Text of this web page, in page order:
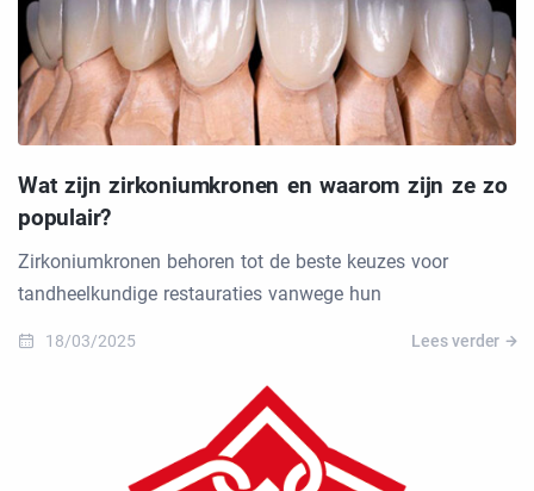
Wat zijn zirkoniumkronen en waarom zijn ze zo
populair?
Zirkoniumkronen behoren tot de beste keuzes voor
tandheelkundige restauraties vanwege hun
18/03/2025 Lees verder